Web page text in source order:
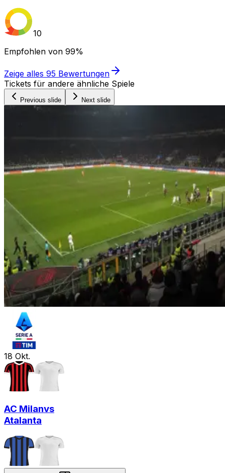
10
Empfohlen von 99%
Zeige alles 95 Bewertungen
Tickets für andere ähnliche Spiele
Previous slide Next slide
18 Okt.
AC Milanvs
Atalanta